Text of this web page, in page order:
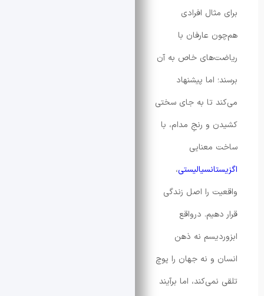
افرادی
عارفان با
خاص به آن
اما پیشنهاد
تا به جای سختی
و رنجِ مدام، با
،
را اصل زندگی
درواقع
نه ذهن
و نه جهان را پوچ
اما برآیند